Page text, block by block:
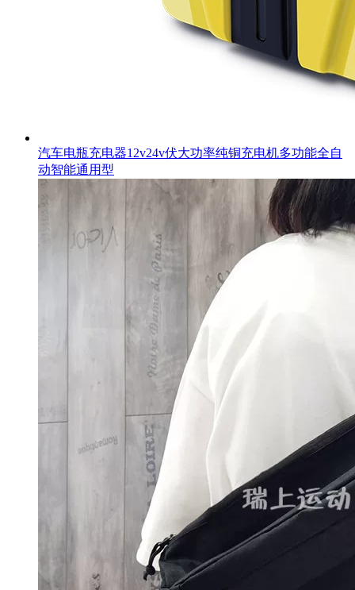
汽车电瓶充电器12v24v伏大功率纯铜充电机多功能全自
动智能通用型